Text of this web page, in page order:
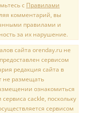
с Правилами
комментарий, вы
правилами и
за их нарушение.
сайта orenday.ru не
сервисом
редакция сайта в
не размещать
ознакомиться
cackle, поскольку
сервисом